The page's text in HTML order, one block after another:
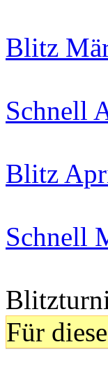
Blitz
Schnell
Blitz
Schnell
Für